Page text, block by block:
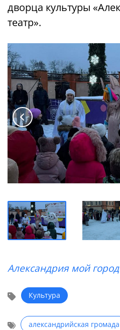
дворца культуры
театр».
Александрия мой город
Культура
александрийская громада